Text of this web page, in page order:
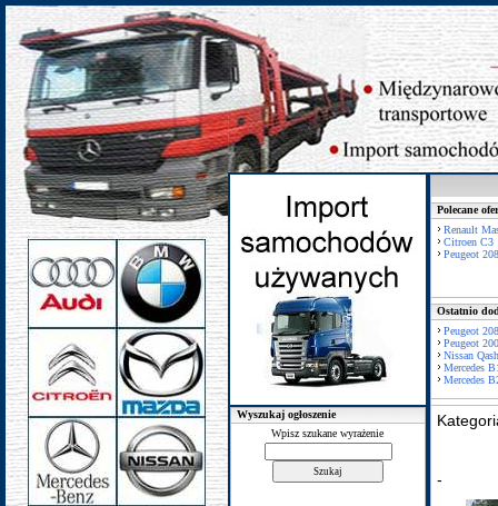
Wyszukaj ogłoszenie
Wpisz szukane wyrażenie
Polecane
Renault
Citroen C3
Peugeot 208
Ostatnio
Peugeot 208
Peugeot
Nissan
Mercedes
Mercedes
-